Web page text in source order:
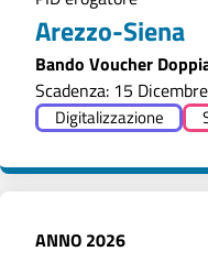
Arezzo-Siena
Bando Voucher
Scadenza: 15
Digitalizzazione
ANNO 2026